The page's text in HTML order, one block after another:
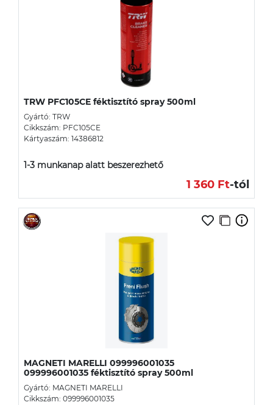
TRW PFC105CE féktisztító spray 500ml
Gyártó: TRW
Cikkszám: PFC105CE
Kártyaszám: 14386812
1-3 munkanap alatt beszerezhető
1 360 Ft-tól
MAGNETI MARELLI 099996001035
099996001035 féktisztító spray 500ml
Gyártó: MAGNETI MARELLI
Cikkszám: 099996001035